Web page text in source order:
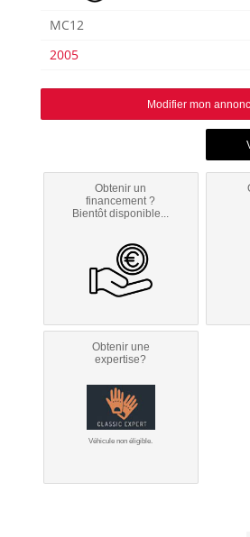
MC12
2005
Modifier mon
Obtenir un
financement ?
Bientôt disponible...
Obtenir une
expertise?
Véhicule non éligible.